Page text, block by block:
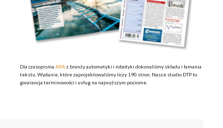
Dla czasopisma APAz branży automatyki i robotyki dokonaliśmy składu i łamania
tekstu. Wydanie, które zaprojektowaliśmy liczy 190 stron. Nasze studio DTP to
gwarancja terminowości i usług na najwyższym poziome.